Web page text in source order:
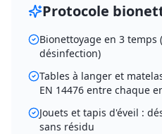
Protocole
Bionettoyage en 3
désinfection)
Tables à langer et
EN 14476 entre chaque
Jouets et tapis d'éveil :
sans résidu